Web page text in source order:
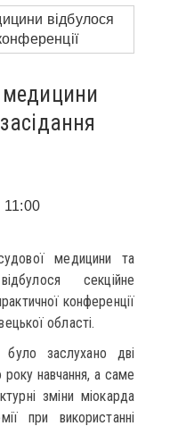
медицини
11:00
медицини та
секційне
конференції
області.
було заслухано дві
року навчання, а саме
зміни міокарда
при використанні